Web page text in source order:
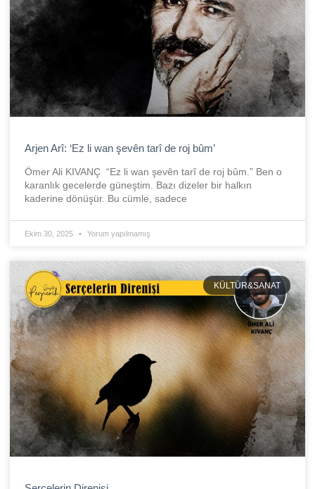
Arjen Arî: ‘Ez li wan şevên tarî de roj bûm’
Ömer Ali KIVANÇ “Ez li wan şevên tarî de roj bûm.” Ben o
karanlık gecelerde güneştim. Bazı dizeler bir halkın
kaderine dönüşür. Bu cümle, sadece
Ekim 30, 2025 Yorum yapılmamış
KÜLTÜR&SANAT